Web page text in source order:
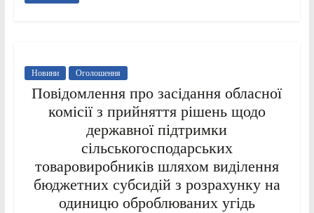
Новини Оголошення
Повідомлення про засідання обласної
комісії з прийняття рішень щодо
державної підтримки
сільськогосподарських
товаровиробників шляхом виділення
бюджетних субсидій з розрахунку на
одиницю оброблюваних угідь